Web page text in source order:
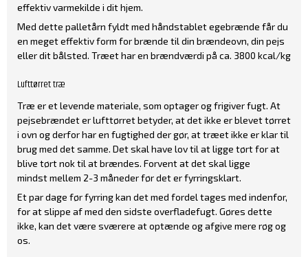
effektiv varmekilde i dit hjem.
Med dette palletårn fyldt med håndstablet egebrænde får du
en meget effektiv form for brænde til din brændeovn, din pejs
eller dit bålsted. Træet har en brændværdi på ca. 3800 kcal/kg
Lufttørret træ
Træ er et levende materiale, som optager og frigiver fugt. At
pejsebrændet er lufttørret betyder, at det ikke er blevet tørret
i ovn og derfor har en fugtighed der gør, at træet ikke er klar til
brug med det samme. Det skal have lov til at ligge tørt for at
blive tørt nok til at brændes. Forvent at det skal ligge
mindst mellem 2-3 måneder før det er fyrringsklart.
Et par dage før fyrring kan det med fordel tages med indenfor,
for at slippe af med den sidste overfladefugt. Gøres dette
ikke, kan det være sværere at optænde og afgive mere røg og
os.